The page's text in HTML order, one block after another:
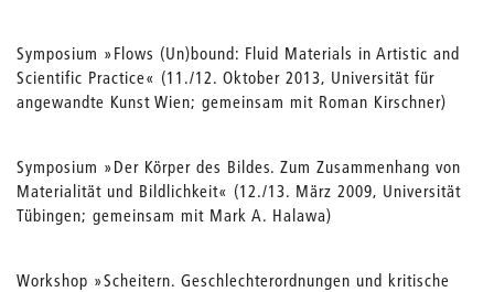
Symposium »Flows (Un)bound: Fluid Materials in Artistic and
Scientific Practice« (11./12. Oktober 2013, Universität für
angewandte Kunst Wien; gemeinsam mit Roman Kirschner)
Symposium »Der Körper des Bildes. Zum Zusammenhang von
Materialität und Bildlichkeit« (12./13. März 2009, Universität
Tübingen; gemeinsam mit Mark A. Halawa)
Workshop »Scheitern. Geschlechterordnungen und kritische